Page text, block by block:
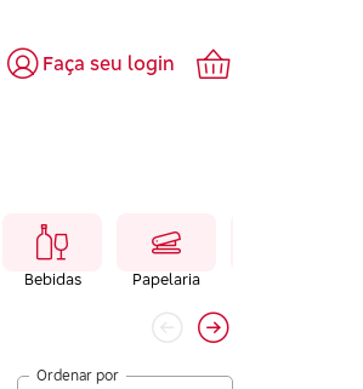
Faça seu login
Bebidas Papelaria
Ordenar por